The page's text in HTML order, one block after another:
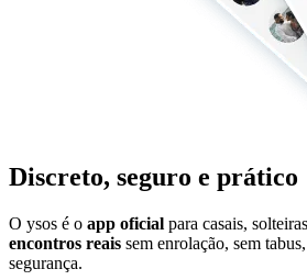
Discreto, seguro e prático
O ysos é o app oficial para casais,
encontros reais sem enrolação, sem
segurança.